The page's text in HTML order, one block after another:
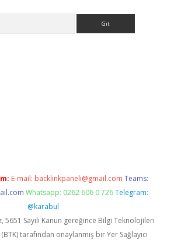
E-mail: backlinkpaneli@gmail.com Teams:
Whatsapp: 0262 606 0 726 Telegram:
@karabul
5651 Sayılı Kanun gereğince Bilgi Teknolojileri
tarafından onaylanmış bir Yer Sağlayıcı